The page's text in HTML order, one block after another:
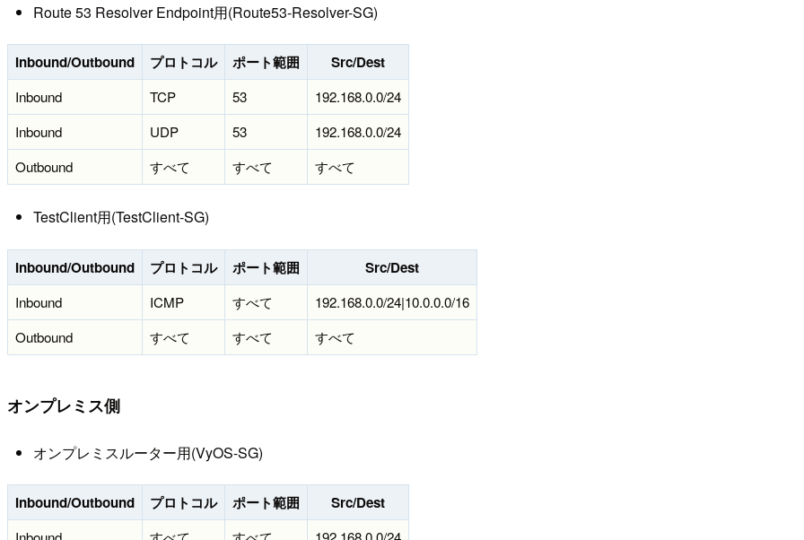
Route 53 Resolver Endpoint用(Route53-Resolver-SG)
Inbound/Outbound プロトコル ポート範囲 Src/Dest
Inbound TCP 53
192.168.0.0/24
Inbound
UDP 53
192.168.0.0/24
Outbound
すべて すべて すべて
TestClient用(TestClient-SG)
Inbound/Outbound プロトコル ポート範囲 Src/Dest
Inbound ICMP すべて
192.168.0.0/24|10.0.0.0/16
Outbound
すべて すべて すべて
オンプレミス側
オンプレミスルーター用(VyOS-SG)
Inbound/Outbound プロトコル ポート範囲 Src/Dest